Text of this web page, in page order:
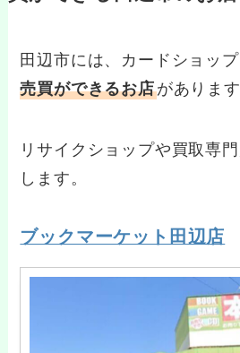
田辺市には、カードショッ
売買ができるお店があります
リサイクショップや買取専
します。
ブックマーケット田辺店